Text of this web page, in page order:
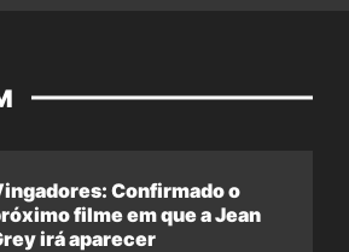
Confirmado o
filme em que a Jean
irá aparecer